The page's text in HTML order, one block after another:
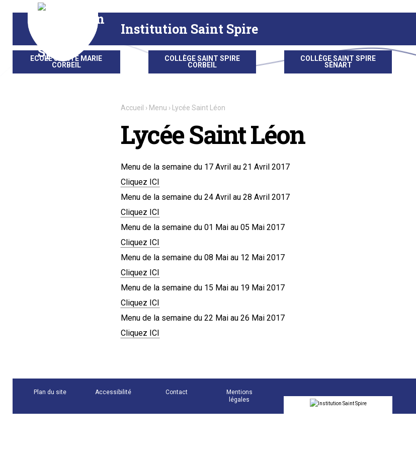
contenu.
Institution Saint Spire
ECOLE SAINTE MARIE
CORBEIL
COLLÈGE SAINT SPIRE
CORBEIL
COLLÈGE SAINT SPIRE
SÉNART
Accueil › Menu › Lycée Saint Léon
Lycée Saint Léon
Menu de la semaine du 17 Avril au 21 Avril 2017
Cliquez ICI
Menu de la semaine du 24 Avril au 28 Avril 2017
Cliquez ICI
Menu de la semaine du 01 Mai au 05 Mai 2017
Cliquez ICI
Menu de la semaine du 08 Mai au 12 Mai 2017
Cliquez ICI
Menu de la semaine du 15 Mai au 19 Mai 2017
Cliquez ICI
Menu de la semaine du 22 Mai au 26 Mai 2017
Cliquez ICI
Plan du site Accessibilité Contact
Mentions
légales